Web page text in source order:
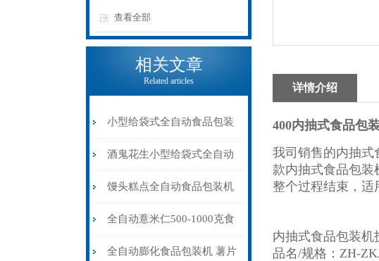
查看全部
相关文章
Related articles
小型给袋式全自动食品包装
机100-1000克
酒鬼花生小型给袋式全自动
食品包装机定制
馒头糕点全自动食品包装机
可充氮气
全自动薏米仁500-1000克食
品包装机设备
全自动膨化食品包装机 薯片
详情介绍
400内抽式食品包
我司销售的内抽式
款内抽式食品包装
整个过程结束，适
内抽式食品包装机
品名/规格：ZH-